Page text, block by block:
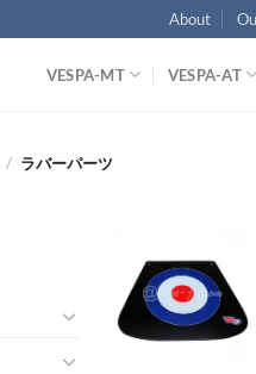
About
VESPA-MT VESPA-AT
/ ラバーパーツ
お
+